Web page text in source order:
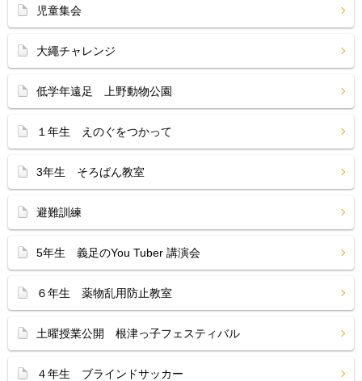
児童集会
大繩チャレンジ
低学年遠足 上野動物公園
１年生 えのぐをつかって
3年生 そろばん教室
避難訓練
5年生 義足のYou Tuber 講演会
６年生 薬物乱用防止教室
土曜授業公開 根津っ子フェスティバル
４年生 ブラインドサッカー